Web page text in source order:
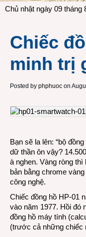
Chủ nhật ngày 09 tháng
Chiếc
minh trị
Posted by phphuoc on
Bạn sẽ la lên: “bộ
dữ thần ôn vậy?
à nghen. Vàng ròng
bản bằng chrome
công nghệ.
Chiếc đồng hồ HP-01
vào năm 1977. Hồi đó
đồng hồ máy tính
(trước cả những chiếc